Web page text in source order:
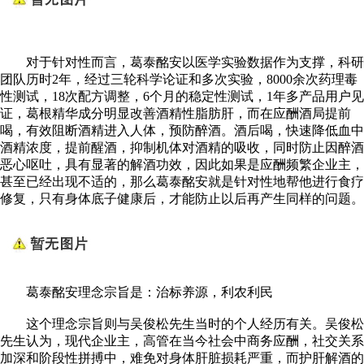
对于针对性而言，葛泰酩安以医学实验数据作为支撑，科研
团队历时2年，经过三轮科学论证和多次实验，8000余次药理毒
性测试，18次配方调整，6个月的稳定性测试，1年多产品用户见
证，葛根精华成分明显改善酒精性脂肪肝，而在应酬酒局提前
喝，有效阻断酒精进入人体，预防醉酒。酒后喝，快速降低血中
酒精浓度，提前醒酒，抑制机体对酒精的吸收，同时防止因醉酒
恶心呕吐，具有显著的解酒功效，因此如果是应酬频繁企业主，
甚至已经出现不适的，那么葛泰酩安就是针对性地帮他进行食疗
修复，只有身体底子健康后，才能防止以后再产生同样的问题。
葛泰酩安理念宗旨是：治标养源，利农利民
这个理念宗旨则与吴俊松先生当时的个人经历有关。吴俊松
先生认为，现代企业主，高管在当今社会中商务应酬，社交关系
加深和阶段性拼搏中，难免对身体肝脏损耗严重，而护肝解酒的